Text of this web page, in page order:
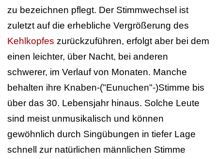
zu bezeichnen pflegt. Der Stimmwechsel ist
zuletzt auf die erhebliche Vergrößerung des
Kehlkopfes zurückzuführen, erfolgt aber bei dem
einen leichter, über Nacht, bei anderen
schwerer, im Verlauf von Monaten. Manche
behalten ihre Knaben-("Eunuchen"-)Stimme bis
über das 30. Lebensjahr hinaus. Solche Leute
sind meist unmusikalisch und können
gewöhnlich durch Singübungen in tiefer Lage
schnell zur natürlichen männlichen Stimme